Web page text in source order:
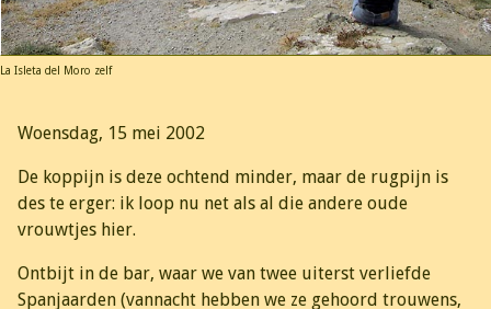
La Isleta del Moro zelf
Woensdag, 15 mei 2002
De koppijn is deze ochtend minder, maar de rugpijn is
des te erger: ik loop nu net als al die andere oude
vrouwtjes hier.
Ontbijt in de bar, waar we van twee uiterst verliefde
Spanjaarden (vannacht hebben we ze gehoord trouwens,